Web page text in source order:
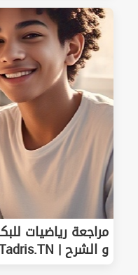
و الشرح | Tadris.TN